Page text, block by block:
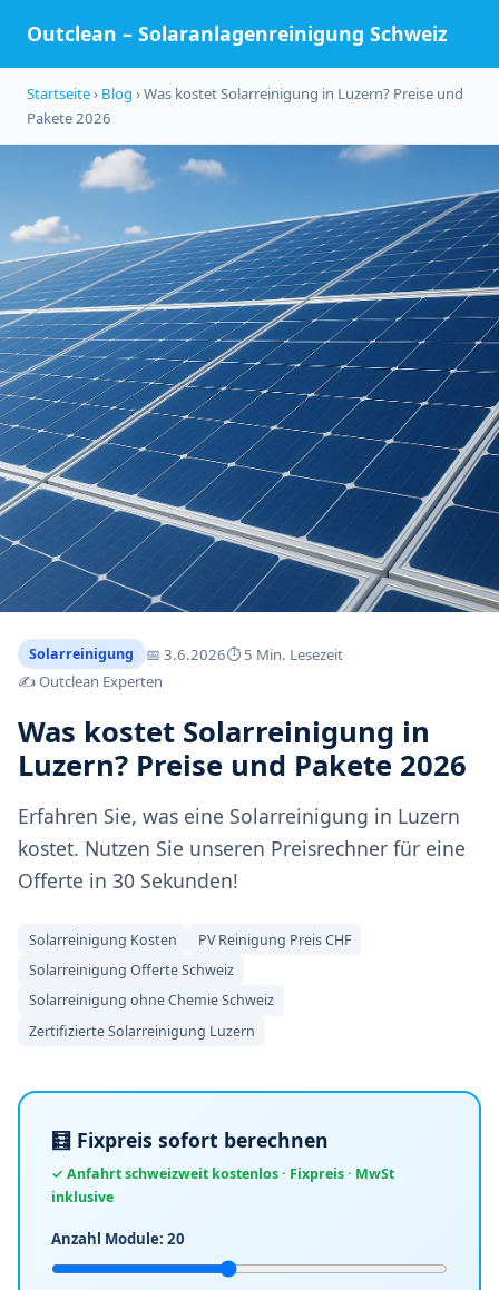
Outclean – Solaranlagenreinigung Schweiz
Startseite› Blog › Was kostet Solarreinigung in Luzern? Preise und
Pakete 2026
Solarreinigung 📅 3.6.2026⏱ 5 Min. Lesezeit
✍️ Outclean Experten
Was kostet Solarreinigung in
Luzern? Preise und Pakete 2026
Erfahren Sie, was eine Solarreinigung in Luzern
kostet. Nutzen Sie unseren Preisrechner für eine
Offerte in 30 Sekunden!
Solarreinigung Kosten
PV Reinigung Preis CHF
Solarreinigung Offerte Schweiz
Solarreinigung ohne Chemie Schweiz
Zertifizierte Solarreinigung Luzern
🧮 Fixpreis sofort berechnen
✓ Anfahrt schweizweit kostenlos · Fixpreis · MwSt
inklusive
Anzahl Module: 20